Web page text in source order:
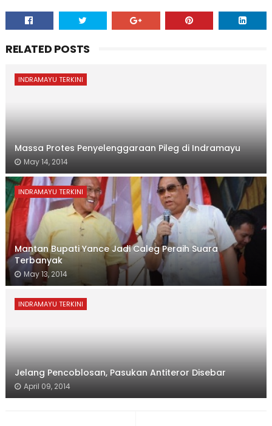
RELATED POSTS
INDRAMAYU TERKINI
Massa Protes Penyelenggaraan Pileg di Indramayu
May 14, 2014
INDRAMAYU TERKINI
Mantan Bupati Yance Jadi Caleg Peraih Suara
Terbanyak
May 13, 2014
INDRAMAYU TERKINI
Jelang Pencoblosan, Pasukan Antiteror Disebar
April 09, 2014